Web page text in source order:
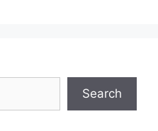
Search